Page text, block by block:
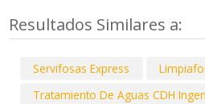
Resultados Similares a:
Servifosas Express
Tratamiento De Aguas CDH